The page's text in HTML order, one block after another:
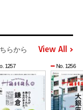
らから View All
1257 No. 1256